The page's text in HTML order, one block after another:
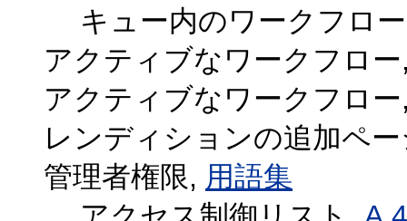
キュー内のワークフロ
アクティブなワークフロ
アクティブなワークフロ
レンディションの追加ペ
管理者権限, 用語集